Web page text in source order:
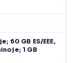
60 GB ES/EEE,
1 GB